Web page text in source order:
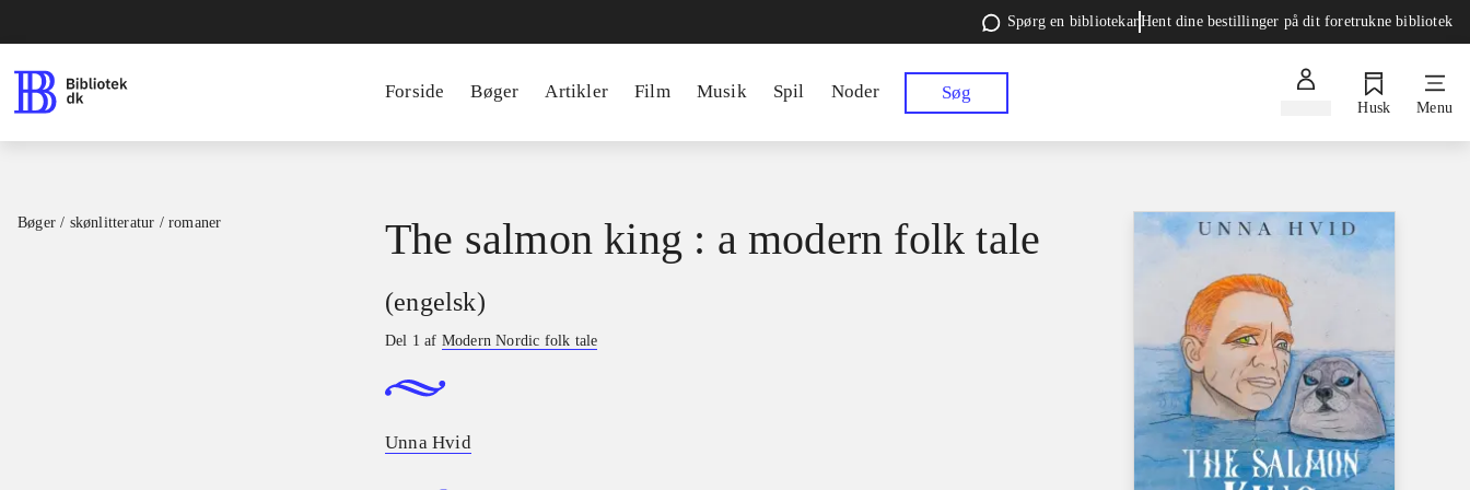
Spørg en bibliotekarHent dine bestillinger på dit foretrukne bibliotek
Forside Bøger Artikler Film Musik Spil Noder Søg
Husk Menu
Bøger / skønlitteratur / romaner The salmon king : a modern folk tale
(engelsk)
Del 1 af Modern Nordic folk tale
Unna Hvid